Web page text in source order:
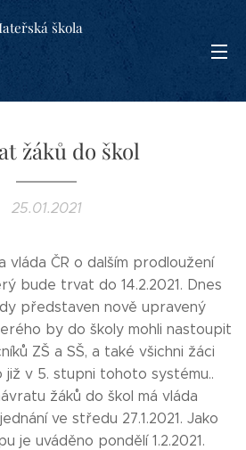
škola
žáků do škol
25.01.2021
vláda ČR o dalším prodloužení
bude trvat do 14.2.2021. Dnes
představen nově upravený
by do školy mohli nastoupit
ZŠ a SŠ, a také všichni žáci
již v 5. stupni tohoto systému..
žáků do škol má vláda
ve středu 27.1.2021. Jako
je uváděno pondělí 1.2.2021.